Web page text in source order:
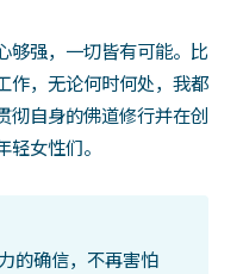
够强，一切皆有可能。比
作，无论何时何处，我都
彻自身的佛道修行并在创
女性们。
的确信，不再害怕